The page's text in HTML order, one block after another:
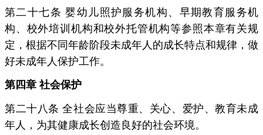
第二十七条 婴幼儿照护服务机构、早期教育服务机
构、校外培训机构和校外托管机构等参照本章有关规
定，根据不同年龄阶段未成年人的成长特点和规律，做
好未成年人保护工作。
第四章 社会保护
第二十八条 全社会应当尊重、关心、爱护、教育未成
年人，为其健康成长创造良好的社会环境。